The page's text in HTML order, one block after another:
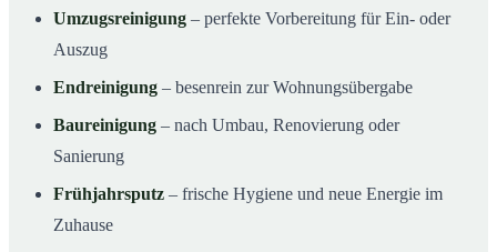
Umzugsreinigung – perfekte Vorbereitung für Ein- oder
Auszug
Endreinigung – besenrein zur Wohnungsübergabe
Baureinigung – nach Umbau, Renovierung oder
Sanierung
Frühjahrsputz – frische Hygiene und neue Energie im
Zuhause